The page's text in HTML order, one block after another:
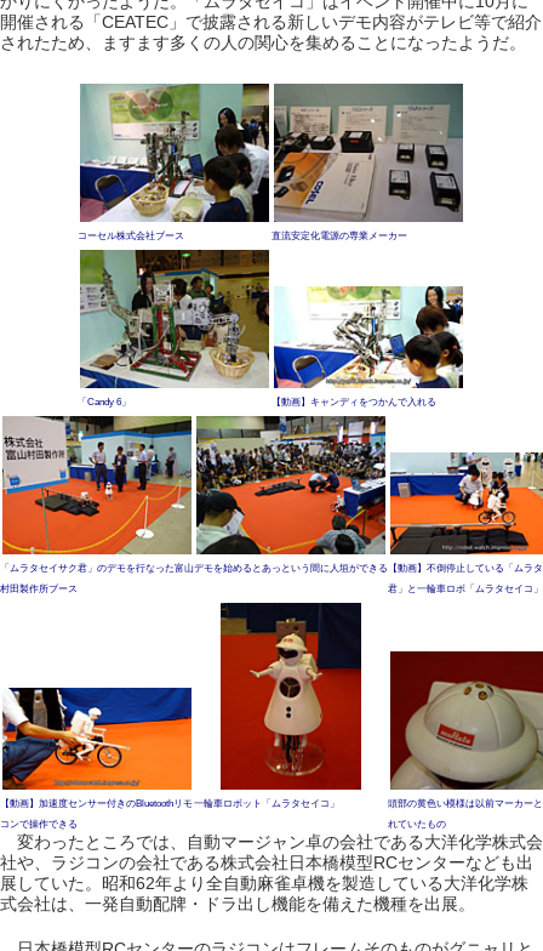
開催される「CEATEC」で披露される新しいデモ内容がテレビ等で紹介
されたため、ますます多くの人の関心を集めることになったようだ。
コーセル株式会社ブース 直流安定化電源の専業メーカー
「Candy 6」 【動画】キャンディをつかんで入れる
「ムラタセイサク君」のデモを行なった富山
村田製作所ブース
デモを始めるとあっという間に人垣ができる
【動画】不倒停止している「ムラ
君」と一輪車ロボ「ムラタセイコ」
【動画】加速度センサー付きのBluetoothリモ
コンで操作できる
一輪車ロボット「ムラタセイコ」
頭部の黄色い模様は以前マーカー
れていたもの
変わったところでは、自動マージャン卓の会社である大洋化学株式会
社や、ラジコンの会社である株式会社日本橋模型RCセンターなども出
展していた。昭和62年より全自動麻雀卓機を製造している大洋化学株
式会社は、一発自動配牌・ドラ出し機能を備えた機種を出展。